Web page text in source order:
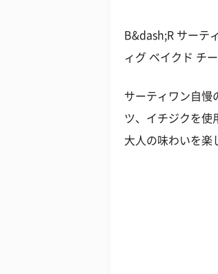
B&dash;R サーテ
ィグ ベイクド チ
サーティワン自慢
ツ、イチジクを使
大人の味わいを楽